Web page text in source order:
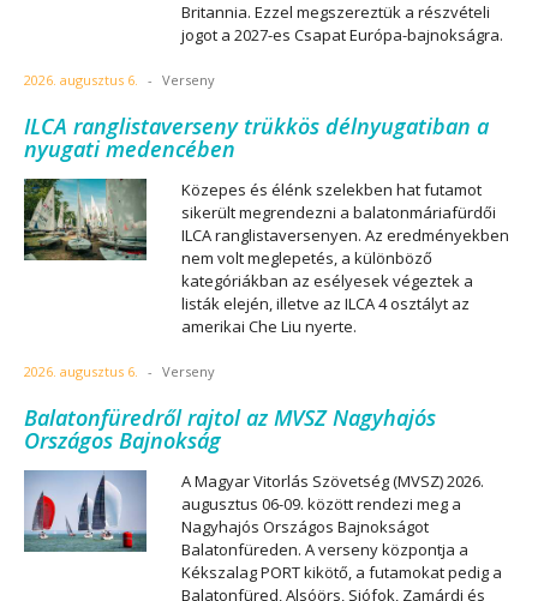
Britannia. Ezzel megszereztük a részvételi
jogot a 2027-es Csapat Európa-bajnokságra.
2026. augusztus 6. - Verseny
ILCA ranglistaverseny trükkös délnyugatiban a
nyugati medencében
Közepes és élénk szelekben hat futamot
sikerült megrendezni a balatonmáriafürdői
ILCA ranglistaversenyen. Az eredményekben
nem volt meglepetés, a különböző
kategóriákban az esélyesek végeztek a
listák elején, illetve az ILCA 4 osztályt az
amerikai Che Liu nyerte.
2026. augusztus 6. - Verseny
Balatonfüredről rajtol az MVSZ Nagyhajós
Országos Bajnokság
A Magyar Vitorlás Szövetség (MVSZ) 2026.
augusztus 06-09. között rendezi meg a
Nagyhajós Országos Bajnokságot
Balatonfüreden. A verseny központja a
Kékszalag PORT kikötő, a futamokat pedig a
Balatonfüred, Alsóörs, Siófok, Zamárdi és